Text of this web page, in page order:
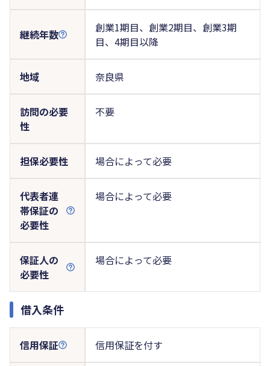
継続年数
創業1期目、創業2期目、創業3期
目、4期目以降
地域 奈良県
訪問の必要
性
不要
担保必要性 場合によって必要
代表者連
帯保証の
必要性
場合によって必要
保証人の
必要性
場合によって必要
借入条件
信用保証 信用保証を付す